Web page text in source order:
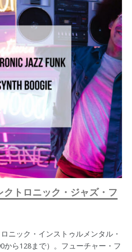
トロニック・ジャズ・フ
ニック・インストゥルメンタル・
から128まで）。フューチャー・フ